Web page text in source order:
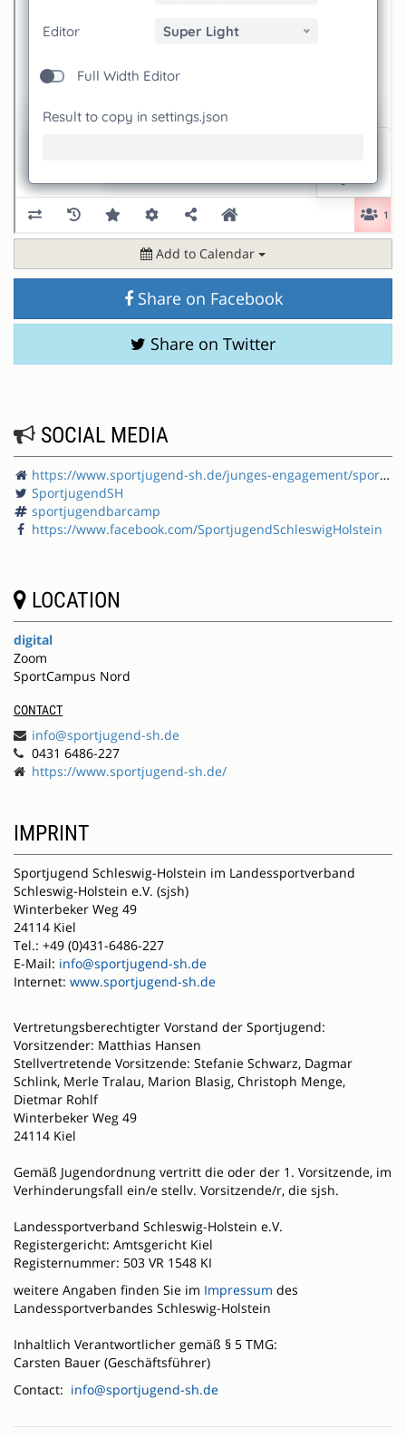
Add to Calendar
Share on Facebook
Share on Twitter
SOCIAL MEDIA
https://www.sportjugend-sh.de/junges-engagement/sportjugendbarcamp/
SportjugendSH
sportjugendbarcamp
https://www.facebook.com/SportjugendSchleswigHolstein
LOCATION
digital
Zoom
SportCampus Nord
CONTACT
info@sportjugend-sh.de
0431 6486-227
https://www.sportjugend-sh.de/
IMPRINT
Sportjugend Schleswig-Holstein im Landessportverband
Schleswig-Holstein e.V. (sjsh)
Winterbeker Weg 49
24114 Kiel
Tel.: +49 (0)431-6486-227
E-Mail: info@sportjugend-sh.de
Internet: www.sportjugend-sh.de
Vertretungsberechtigter Vorstand der Sportjugend:
Vorsitzender: Matthias Hansen
Stellvertretende Vorsitzende: Stefanie Schwarz, Dagmar
Schlink, Merle Tralau, Marion Blasig, Christoph Menge,
Dietmar Rohlf
Winterbeker Weg 49
24114 Kiel
Gemäß Jugendordnung vertritt die oder der 1. Vorsitzende, im
Verhinderungsfall ein/e stellv. Vorsitzende/r, die sjsh.
Landessportverband Schleswig-Holstein e.V.
Registergericht: Amtsgericht Kiel
Registernummer: 503 VR 1548 KI
weitere Angaben finden Sie im Impressum des
Landessportverbandes Schleswig-Holstein
Inhaltlich Verantwortlicher gemäß § 5 TMG:
Carsten Bauer (Geschäftsführer)
Contact: info@sportjugend-sh.de